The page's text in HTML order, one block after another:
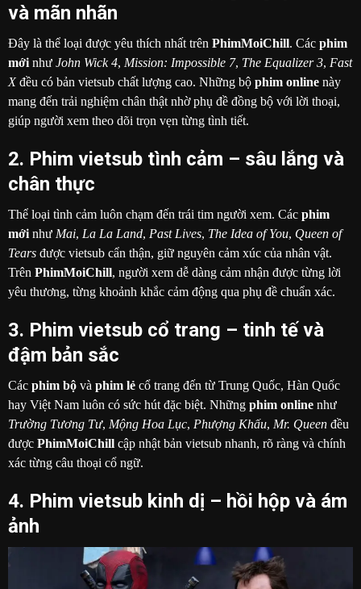
và mãn nhãn
Đây là thể loại được yêu thích nhất trên PhimMoiChill. Các phim
mới như John Wick 4, Mission: Impossible 7, The Equalizer 3, Fast
Xđều có bản vietsub chất lượng cao. Những bộ phim online này
mang đến trải nghiệm chân thật nhờ phụ đề đồng bộ với lời thoại,
giúp người xem theo dõi trọn vẹn từng tình tiết.
2. Phim vietsub tình cảm – sâu lắng và
chân thực
Thể loại tình cảm luôn chạm đến trái tim người xem. Các phim
mới như Mai, La La Land, Past Lives, The Idea of You, Queen of
Tears được vietsub cẩn thận, giữ nguyên cảm xúc của nhân vật.
Trên PhimMoiChill, người xem dễ dàng cảm nhận được từng lời
yêu thương, từng khoảnh khắc cảm động qua phụ đề chuẩn xác.
3. Phim vietsub cổ trang – tinh tế và
đậm bản sắc
Các phim bộ và phim lẻ cổ trang đến từ Trung Quốc, Hàn Quốc
hay Việt Nam luôn có sức hút đặc biệt. Những phim online như
Trường Tương Tư, Mộng Hoa Lục, Phượng Khấu, Mr. Queen đều
được PhimMoiChill cập nhật bản vietsub nhanh, rõ ràng và chính
xác từng câu thoại cổ ngữ.
4. Phim vietsub kinh dị – hồi hộp và ám
ảnh